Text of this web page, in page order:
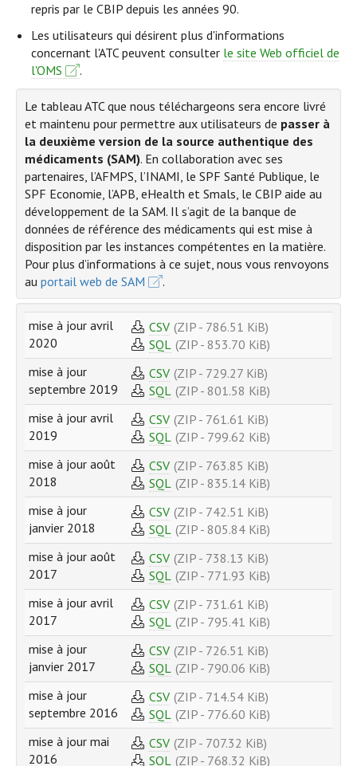
repris par le CBIP depuis les années 90.
Les utilisateurs qui désirent plus d'informations
concernant l'ATC peuvent consulter le site Web officiel de
l'OMS
.
Le tableau ATC que nous téléchargeons sera encore livré
et maintenu pour permettre aux utilisateurs de passer à
la deuxième version de la source authentique des
médicaments (SAM). En collaboration avec ses
partenaires, l’AFMPS, l’INAMI, le SPF Santé Publique, le
SPF Economie, l’APB, eHealth et Smals, le CBIP aide au
développement de la SAM. Il s’agit de la banque de
données de référence des médicaments qui est mise à
disposition par les instances compétentes en la matière.
Pour plus d’informations à ce sujet, nous vous renvoyons
au portail web de SAM .
mise à jour avril
2020
CSV (ZIP - 786.51 KiB)
SQL (ZIP - 853.70 KiB)
mise à jour
septembre 2019
CSV (ZIP - 729.27 KiB)
SQL (ZIP - 801.58 KiB)
mise à jour avril
2019
CSV (ZIP - 761.61 KiB)
SQL (ZIP - 799.62 KiB)
mise à jour août
2018
CSV (ZIP - 763.85 KiB)
SQL (ZIP - 835.14 KiB)
mise à jour
janvier 2018
CSV (ZIP - 742.51 KiB)
SQL (ZIP - 805.84 KiB)
mise à jour août
2017
CSV (ZIP - 738.13 KiB)
SQL (ZIP - 771.93 KiB)
mise à jour avril
2017
CSV (ZIP - 731.61 KiB)
SQL (ZIP - 795.41 KiB)
mise à jour
janvier 2017
CSV (ZIP - 726.51 KiB)
SQL (ZIP - 790.06 KiB)
mise à jour
septembre 2016
CSV (ZIP - 714.54 KiB)
SQL (ZIP - 776.60 KiB)
mise à jour mai
2016
CSV (ZIP - 707.32 KiB)
SQL (ZIP - 768.32 KiB)